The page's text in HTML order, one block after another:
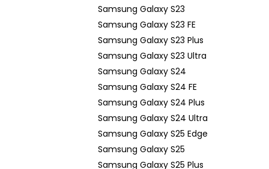
Samsung Galaxy S23
Samsung Galaxy S23 FE
Samsung Galaxy S23 Plus
Samsung Galaxy S23 Ultra
Samsung Galaxy S24
Samsung Galaxy S24 FE
Samsung Galaxy S24 Plus
Samsung Galaxy S24 Ultra
Samsung Galaxy S25 Edge
Samsung Galaxy S25
Samsung Galaxy S25 Plus